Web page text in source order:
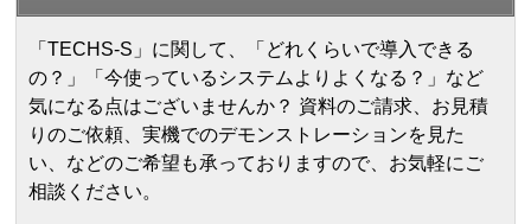
「TECHS-S」に関して、「どれくらいで導入できる
の？」「今使っているシステムよりよくなる？」など
気になる点はございませんか？ 資料のご請求、お見積
りのご依頼、実機でのデモンストレーションを見た
い、などのご希望も承っておりますので、お気軽にご
相談ください。